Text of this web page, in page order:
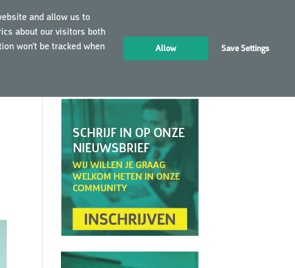
and allow us to
about our visitors both
won’t be tracked when
Allow Save Settings
LOGIN NL